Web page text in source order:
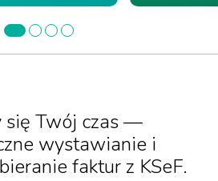
się Twój czas —
wystawianie i
faktur z KSeF.